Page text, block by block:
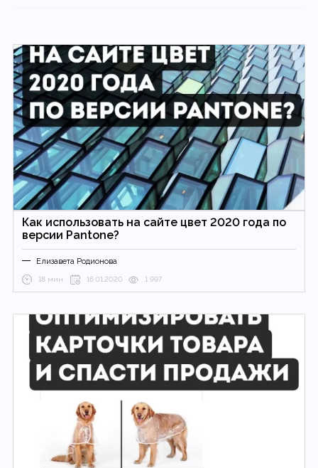
Как использовать на сайте цвет 2020 года по
версии Pantone?
Елизавета Родионова
18 мин. 16.01.2020 1 997